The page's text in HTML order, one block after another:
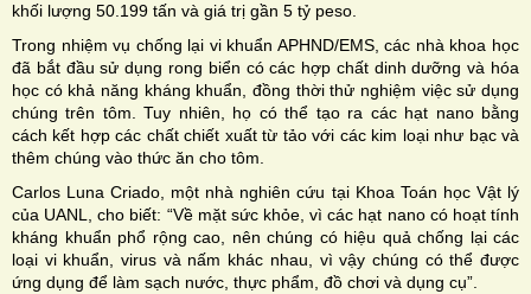
khối lượng 50.199 tấn và giá trị gần 5 tỷ peso.
Trong nhiệm vụ chống lại vi khuẩn APHND/EMS, các nhà khoa học
đã bắt đầu sử dụng rong biển có các hợp chất dinh dưỡng và hóa
học có khả năng kháng khuẩn, đồng thời thử nghiệm việc sử dụng
chúng trên tôm. Tuy nhiên, họ có thể tạo ra các hạt nano bằng
cách kết hợp các chất chiết xuất từ ​​tảo với các kim loại như bạc và
thêm chúng vào thức ăn cho tôm.
Carlos Luna Criado, một nhà nghiên cứu tại Khoa Toán học Vật lý
của UANL, cho biết: “Về mặt sức khỏe, vì các hạt nano có hoạt tính
kháng khuẩn phổ rộng cao, nên chúng có hiệu quả chống lại các
loại vi khuẩn, virus và nấm khác nhau, vì vậy chúng có thể được
ứng dụng để làm sạch nước, thực phẩm, đồ chơi và dụng cụ”.